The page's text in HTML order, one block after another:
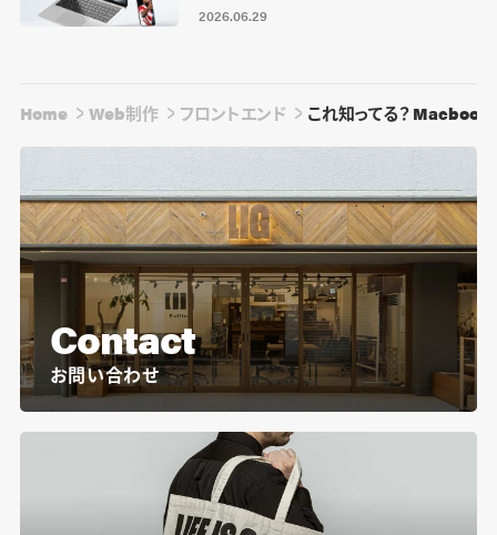
2026.06.29
Home Web制作 フロントエンド これ知ってる？ Macbook
Contact
お問い合わせ